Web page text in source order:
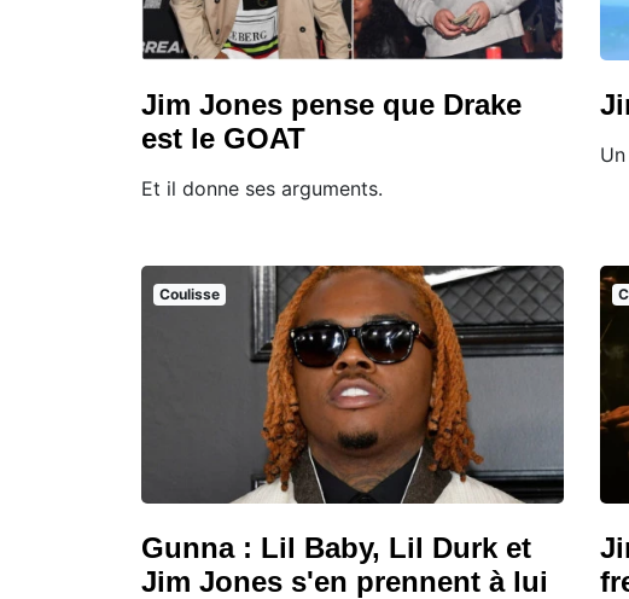
Jim Jones pense que Drake
est le GOAT
Et il donne ses arguments.
Coulisse
Gunna : Lil Baby, Lil Durk et
Jim Jones s'en prennent à lui